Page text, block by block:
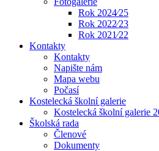
Rok 2024⁄25
Rok 2022⁄23
Rok 2021⁄22
Kontakty
Kontakty
Napište nám
Mapa webu
Počasí
Kostelecká školní galerie
Kostelecká školní galerie
Školská rada
Členové
Dokumenty